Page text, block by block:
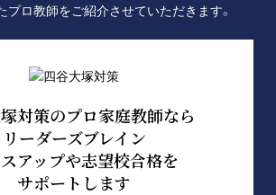
プロ教師をご紹介させていただきます。
対策のプロ家庭教師なら
リーダーズブレイン
アップや志望校合格を
サポートします